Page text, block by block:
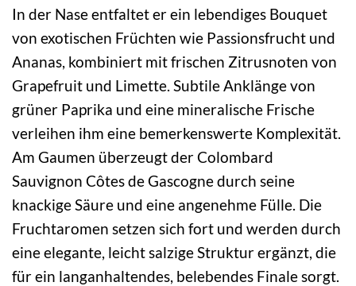
In der Nase entfaltet er ein lebendiges Bouquet
von exotischen Früchten wie Passionsfrucht und
Ananas, kombiniert mit frischen Zitrusnoten von
Grapefruit und Limette. Subtile Anklänge von
grüner Paprika und eine mineralische Frische
verleihen ihm eine bemerkenswerte Komplexität.
Am Gaumen überzeugt der Colombard
Sauvignon Côtes de Gascogne durch seine
knackige Säure und eine angenehme Fülle. Die
Fruchtaromen setzen sich fort und werden durch
eine elegante, leicht salzige Struktur ergänzt, die
für ein langanhaltendes, belebendes Finale sorgt.